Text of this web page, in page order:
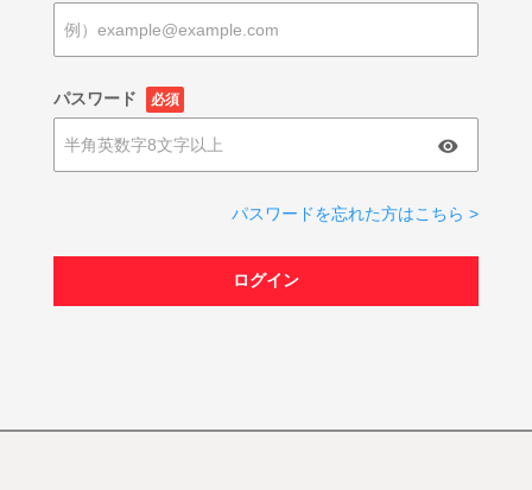
パスワード 必須
パスワードを忘れた方はこちら >
ログイン